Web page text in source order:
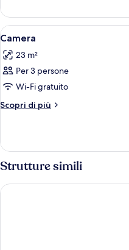
Apri
tutte
le
foto
per
Camera
4
Camera
23 m²
Per 3 persone
Wi-Fi gratuito
Scopri di più
Altri
Strutture simili
Windsor Marapendi